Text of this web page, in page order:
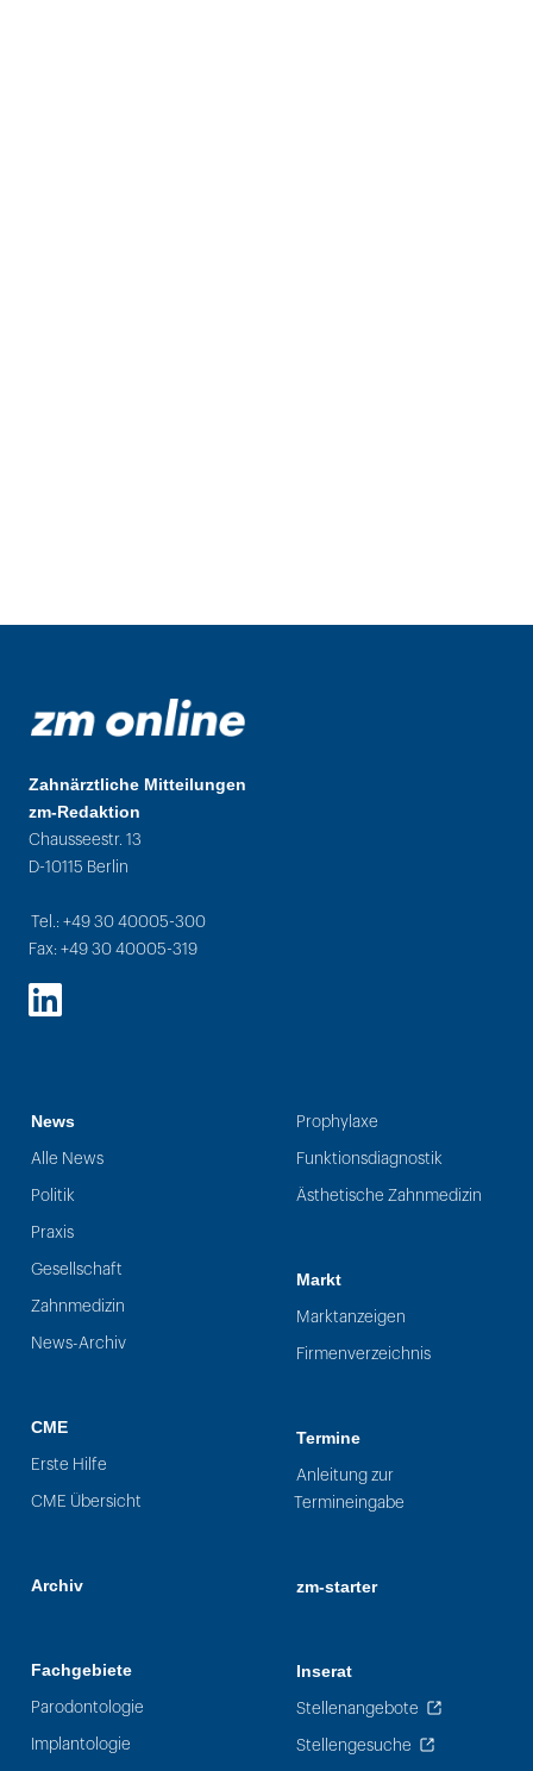
Zahnärztliche Mitteilungen
zm-Redaktion
Chausseestr. 13
D-10115 Berlin
Tel.: +49 30 40005-300
Fax: +49 30 40005-319
LinkedIn
News
Alle News
Politik
Praxis
Gesellschaft
Zahnmedizin
News-Archiv
CME
Erste Hilfe
CME Übersicht
Archiv
Fachgebiete
Parodontologie
Implantologie
Prophylaxe
Funktionsdiagnostik
Ästhetische Zahnmedizin
Markt
Marktanzeigen
Firmenverzeichnis
Termine
Anleitung zur
Termineingabe
zm-starter
Inserat
Stellenangebote
Stellengesuche